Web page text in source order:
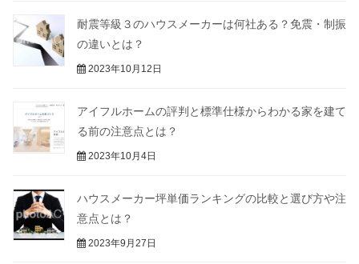
耐震等級３のハウスメーカーは何社ある？免震・制振
の違いとは？
2023年10月12日
アイフルホームの評判と標準仕様からわかる家を建て
る前の注意点とは？
2023年10月4日
ハウスメーカー坪単価ランキングの比較と選び方や注
意点とは？
2023年9月27日